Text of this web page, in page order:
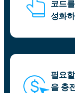
코드
성화
필요
을 충